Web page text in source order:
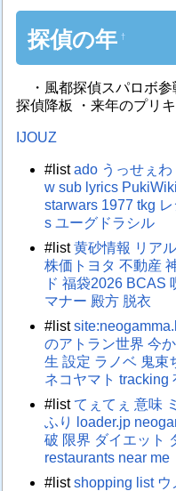
探偵の年 †
・風都探偵スパロボ参
探偵降板 ・来年のプリ
IJOUZ
#listado うっせぇわ
w sub lyrics
starwars 1977 tkg
s ユーグドラシル
#list黄砂情報 リア
株価トヨタ 不動産
ド 福袋2026 BCAS
マナー 殿方 脱衣
#list
のアトラン世界 今
生 設定 ラノベ 鬼束
ネコヤマト tracking
#list てぇてぇ 意味
ふり
loader.jp
破 限界 ダイエット
restaurants near me
#listshopping list ウ